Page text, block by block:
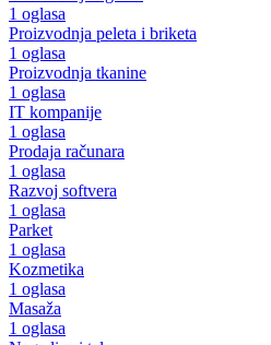
1 oglasa
Proizvodnja peleta i briketa
1 oglasa
Proizvodnja tkanine
1 oglasa
IT kompanije
1 oglasa
Prodaja računara
1 oglasa
Razvoj softvera
1 oglasa
Parket
1 oglasa
Kozmetika
1 oglasa
Masaža
1 oglasa